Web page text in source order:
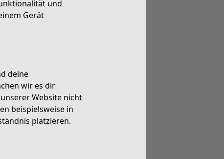
und
Gerät
deine
wir es dir
Website nicht
beispielsweise in
platzieren.